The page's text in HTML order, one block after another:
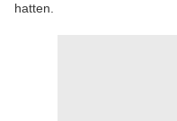
hatten.